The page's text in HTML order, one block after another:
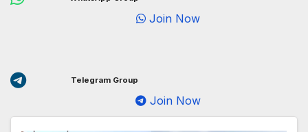
Join Now
Telegram Group
Join Now